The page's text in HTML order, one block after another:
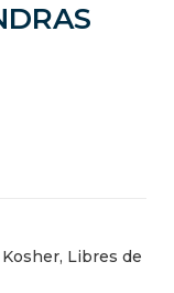
Kosher, Libres de